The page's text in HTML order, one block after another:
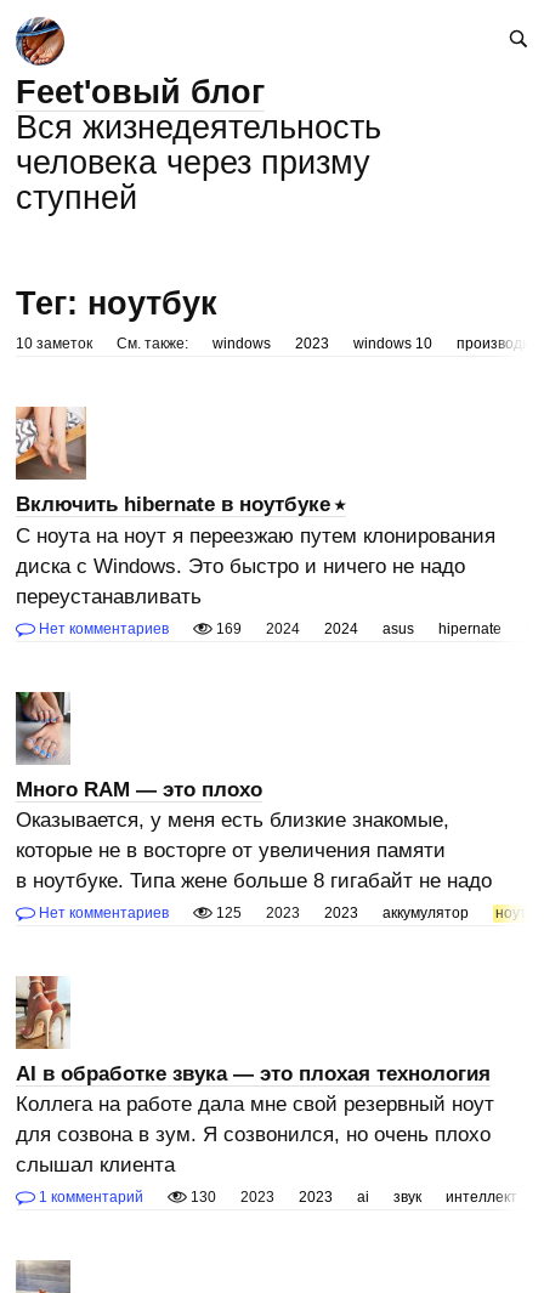
Feet'овый блог
Вся жизнедеятельность
человека через призму
ступней
Тег: ноутбук
10 заметок См. также: windows 2023 windows 10
Включить hibernate в ноутбуке
С ноута на ноут я переезжаю путем клонирования
диска с Windows. Это быстро и ничего не надо
переустанавливать
Нет комментариев 169 2024 2024 asus hipernate
Много RAM — это плохо
Оказывается, у меня есть близкие знакомые,
которые не в восторге от увеличения памяти
в ноутбуке. Типа жене больше 8 гигабайт не надо
Нет комментариев 125 2023 2023 аккумулятор
AI в обработке звука — это плохая технология
Коллега на работе дала мне свой резервный ноут
для созвона в зум. Я созвонился, но очень плохо
слышал клиента
1 комментарий 130 2023 2023 ai звук интеллект